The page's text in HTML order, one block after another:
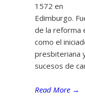
1572 en
Edimburgo.
de la reforma
como el
presbiteriana
sucesos de
Read More →